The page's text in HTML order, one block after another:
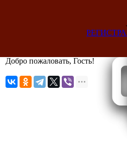
Добро пожаловать, Гость!